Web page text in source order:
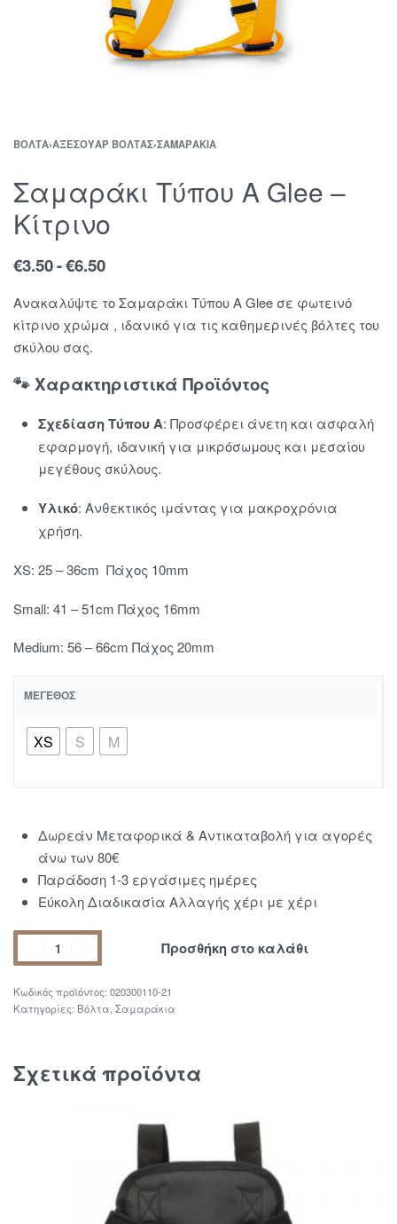
ΒΌΛΤΑ›ΑΞΕΣΟΥΆΡ ΒΌΛΤΑΣ›ΣΑΜΑΡΆΚΙΑ
Σαμαράκι Τύπου Α Glee –
Κίτρινο
€3.50 €6.50
Ανακαλύψτε το Σαμαράκι Τύπου Α Glee σε φωτεινό
κίτρινο χρώμα , ιδανικό για τις καθημερινές βόλτες του
σκύλου σας.
🐾 Χαρακτηριστικά Προϊόντος
Σχεδίαση Τύπου Α:Προσφέρει άνετη και ασφαλή
εφαρμογή, ιδανική για μικρόσωμους και μεσαίου
μεγέθους σκύλους.
Υλικό:Ανθεκτικός ιμάντας για μακροχρόνια
χρήση.
XS: 25 – 36cm Πάχος 10mm
Small: 41 – 51cm Πάχος 16mm
Medium: 56 – 66cm Πάχος 20mm
ΜΈΓΕΘΟΣ
XS S M
Δωρεάν Μεταφορικά & Αντικαταβολή για αγορές
άνω των 80€
Παράδοση 1-3 εργάσιμες ημέρες
Εύκολη Διαδικασία Αλλαγής χέρι με χέρι
Προσθήκη στο καλάθι
020300110-21
Κατηγορίες: Βόλτα, Σαμαράκια
Σχετικά προϊόντα